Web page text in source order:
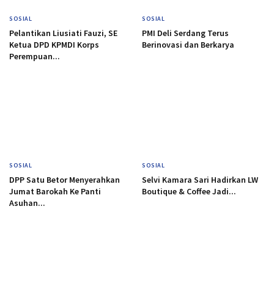
SOSIAL
Pelantikan Liusiati Fauzi, SE
Ketua DPD KPMDI Korps
Perempuan...
SOSIAL
PMI Deli Serdang Terus
Berinovasi dan Berkarya
SOSIAL
DPP Satu Betor Menyerahkan
Jumat Barokah Ke Panti
Asuhan...
SOSIAL
Selvi Kamara Sari Hadirkan LW
Boutique & Coffee Jadi...